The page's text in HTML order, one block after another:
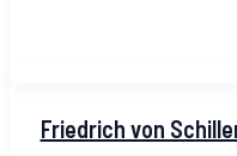
Friedrich von